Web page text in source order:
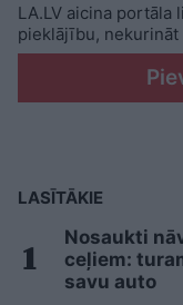
LA.LV aicina
pieklājību,
LASĪTĀKIE
Nosaukti
ceļiem:
savu auto